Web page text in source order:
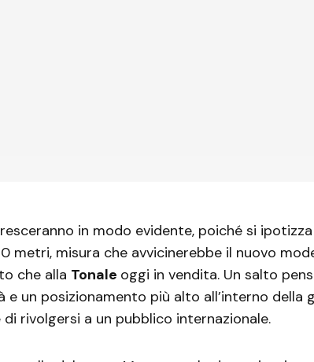
in modo evidente, poiché si
metri, misura che avvicinerebbe il nuovo
che alla Tonale oggi in vendita. Un salto
e un posizionamento più alto all’interno della
di rivolgersi a un pubblico internazionale.